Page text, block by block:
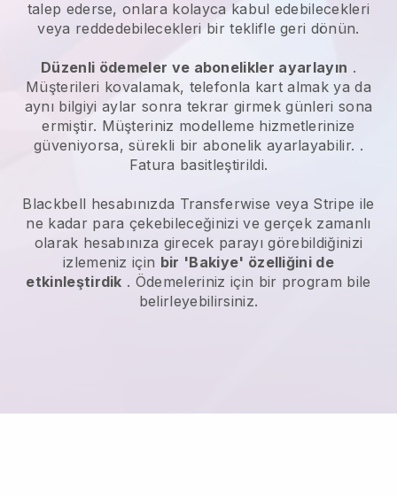
talep ederse, onlara kolayca kabul edebilecekleri
veya reddedebilecekleri bir teklifle geri dönün.
Düzenli ödemeler ve abonelikler ayarlayın .
Müşterileri kovalamak, telefonla kart almak ya da
aynı bilgiyi aylar sonra tekrar girmek günleri sona
ermiştir. Müşteriniz modelleme hizmetlerinize
güveniyorsa, sürekli bir abonelik ayarlayabilir. .
Fatura basitleştirildi.
Blackbell hesabınızda Transferwise veya Stripe ile
ne kadar para çekebileceğinizi ve gerçek zamanlı
olarak hesabınıza girecek parayı görebildiğinizi
izlemeniz için bir 'Bakiye' özelliğini de
etkinleştirdik . Ödemeleriniz için bir program bile
belirleyebilirsiniz.